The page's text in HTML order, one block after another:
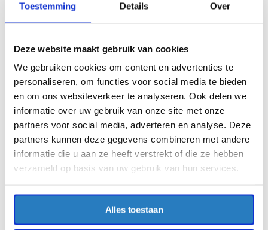
Toestemming Details Over
Deze website maakt gebruik van cookies
We gebruiken cookies om content en advertenties te
personaliseren, om functies voor social media te bieden
en om ons websiteverkeer te analyseren. Ook delen we
informatie over uw gebruik van onze site met onze
partners voor social media, adverteren en analyse. Deze
partners kunnen deze gegevens combineren met andere
informatie die u aan ze heeft verstrekt of die ze hebben
verzameld op basis van uw gebruik van hun services.
Alles toestaan